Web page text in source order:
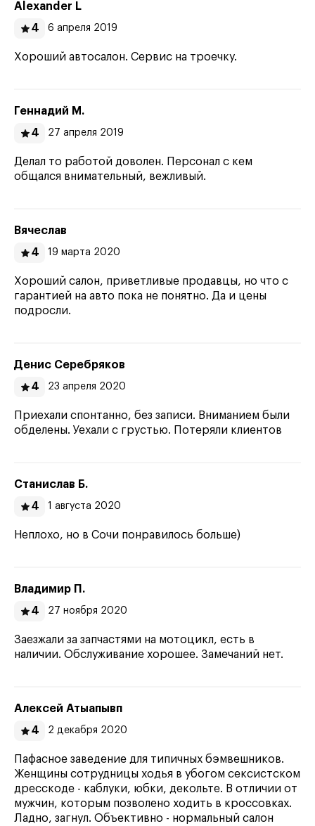
Alexander L
4
6 апреля 2019
Хороший автосалон. Сервис на троечку.
Геннадий М.
4
27 апреля 2019
Делал то работой доволен. Персонал с кем
общался внимательный, вежливый.
Вячеслав
4
19 марта 2020
Хороший салон, приветливые продавцы, но что с
гарантией на авто пока не понятно. Да и цены
подросли.
Денис Серебряков
4
23 апреля 2020
Приехали спонтанно, без записи. Вниманием были
обделены. Уехали с грустью. Потеряли клиентов
Станислав Б.
4
1 августа 2020
Неплохо, но в Сочи понравилось больше)
Владимир П.
4
27 ноября 2020
Заезжали за запчастями на мотоцикл, есть в
наличии. Обслуживание хорошее. Замечаний нет.
Алексей Атыапывп
4
2 декабря 2020
Пафасное заведение для типичных бэмвешников.
Женщины сотрудницы ходья в убогом сексистском
дресскоде - каблуки, юбки, декольте. В отличии от
мужчин, которым позволено ходить в кроссовках.
Ладно, загнул. Объективно - нормальный салон